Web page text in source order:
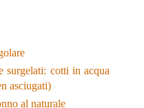
cotti in acqua
asciugati)
al naturale